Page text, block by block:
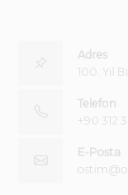
Adres
100. Yıl
Telefon
+90 312
E-Posta